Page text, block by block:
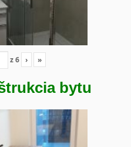
z6 › »
bytu